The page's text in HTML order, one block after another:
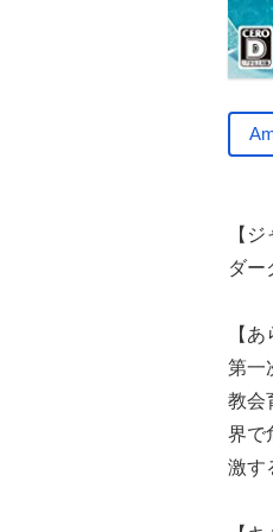
【ジ
ダー
【あ
第一
教会
界で
激す